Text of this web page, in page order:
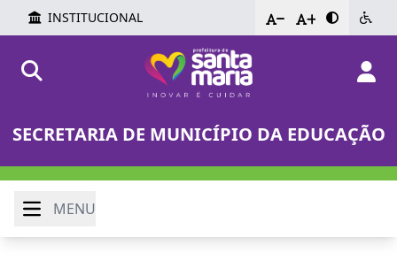
INSTITUCIONAL - +
SECRETARIA DE MUNICÍPIO DA EDUCAÇÃO
MENU